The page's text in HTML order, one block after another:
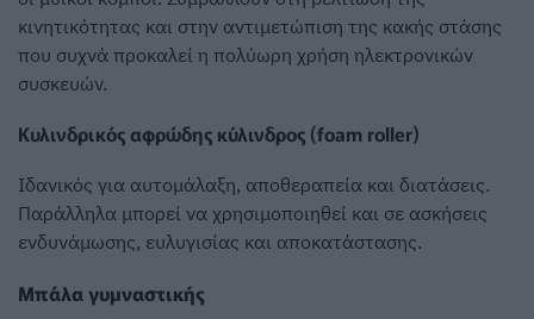
κινητικότητας και στην αντιμετώπιση της κακής στάσης
που συχνά προκαλεί η πολύωρη χρήση ηλεκτρονικών
συσκευών.
Κυλινδρικός αφρώδης κύλινδρος (foam roller)
Ιδανικός για αυτομάλαξη, αποθεραπεία και διατάσεις.
Παράλληλα μπορεί να χρησιμοποιηθεί και σε ασκήσεις
ενδυνάμωσης, ευλυγισίας και αποκατάστασης.
Μπάλα γυμναστικής